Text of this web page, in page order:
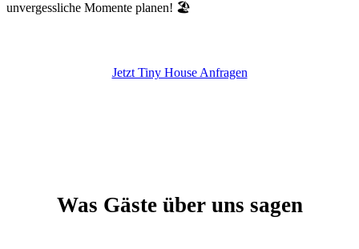
unvergessliche Momente planen! 🏖️
Jetzt Tiny House Anfragen
Was Gäste über uns sagen